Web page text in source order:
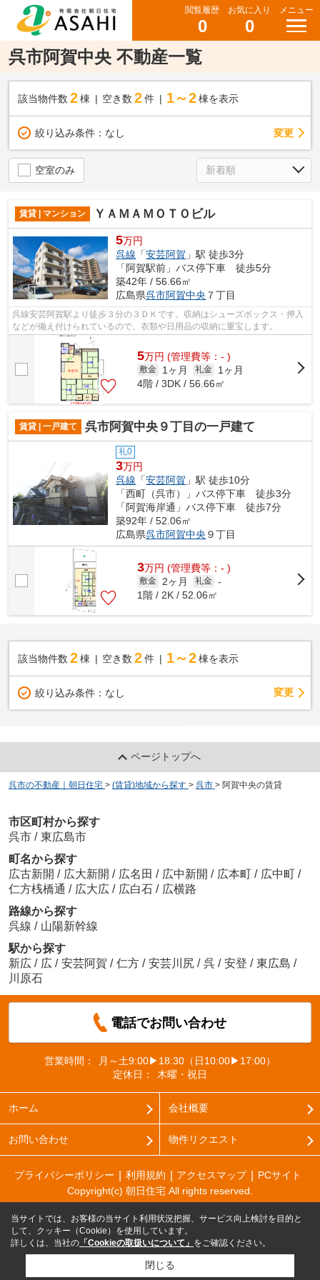
閲覧履歴
0
お気に入り
0
メニュー
呉市阿賀中央 不動産一覧
該当物件数 2棟 空き数 2 件 1～2 棟を表示
絞り込み条件： なし 変更
空室のみ
賃貸 | マンション ＹＡＭＡＭＯＴＯビル
5万円
呉線 「安芸阿賀 」駅 徒歩3分
「阿賀駅前」バス停下車 徒歩5分
築42年 / 56.66㎡
広島県呉市阿賀中央 ７丁目
呉線安芸阿賀駅より徒歩３分の３ＤＫです。収納はシューズボックス・押入
などが備え付けられているので、衣類や日用品の収納に重宝します。
5万円 (管理費等：- )
敷金 1ヶ月 礼金
1ヶ月
4階 / 3DK / 56.66㎡
賃貸 | 一戸建て 呉市阿賀中央９丁目の一戸建て
礼0
3万円
呉線 「安芸阿賀 」駅 徒歩10分
「西町（呉市）」バス停下車 徒歩3分
「阿賀海岸通」バス停下車 徒歩7分
築92年 / 52.06㎡
広島県呉市阿賀中央 ９丁目
3万円 (管理費等：- )
敷金 2ヶ月 礼金 -
1階 / 2K / 52.06㎡
該当物件数 2棟 空き数 2 件 1～2 棟を表示
絞り込み条件： なし 変更
ページトップへ
呉市の不動産｜朝日住宅 > (賃貸)地域から探す > 呉市 > 阿賀中央の賃貸
市区町村から探す
呉市 / 東広島市
町名から探す
広古新開 / 広大新開 / 広名田 / 広中新開 / 広本町 / 広中町 /
仁方桟橋通 / 広大広 / 広白石 / 広横路
路線から探す
呉線 / 山陽新幹線
駅から探す
新広 / 広 / 安芸阿賀 / 仁方 / 安芸川尻 / 呉 / 安登 / 東広島 /
川原石
電話でお問い合わせ
営業時間：
月～土9:00▶18:30（日10:00▶17:00）
定休日：
木曜・祝日
ホーム 会社概要
お問い合わせ 物件リクエスト
プライバシーポリシー 利用規約 アクセスマップ
PCサイト
Copyright(c) 朝日住宅 All rights reserved.
当サイトでは、お客様の当サイト利用状況把握、サービス向上検討を目的と
して、クッキー（Cookie）を使用しています。
詳しくは、当社の 「Cookieの取扱いについて」 をご確認ください。
閉じる